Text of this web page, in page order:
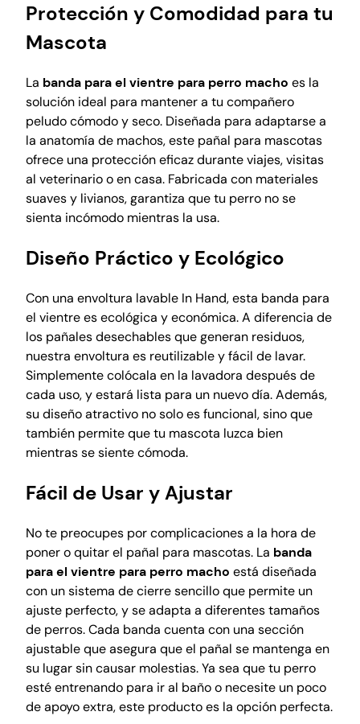
r
e
a
r
a
p
e
r
r
o
a
c
h
o
,
p
a
ñ
a
l
p
a
r
a
a
s
c
o
t
a
s
,
e
n
Protección y Comodidad para tu
Mascota
La banda para el vientre para perro macho es la
solución ideal para mantener a tu compañero
peludo cómodo y seco. Diseñada para adaptarse a
la anatomía de machos, este pañal para mascotas
ofrece una protección eficaz durante viajes, visitas
al veterinario o en casa. Fabricada con materiales
suaves y livianos, garantiza que tu perro no se
sienta incómodo mientras la usa.
Diseño Práctico y Ecológico
Con una envoltura lavable In Hand, esta banda para
el vientre es ecológica y económica. A diferencia de
los pañales desechables que generan residuos,
nuestra envoltura es reutilizable y fácil de lavar.
Simplemente colócala en la lavadora después de
cada uso, y estará lista para un nuevo día. Además,
su diseño atractivo no solo es funcional, sino que
también permite que tu mascota luzca bien
mientras se siente cómoda.
Fácil de Usar y Ajustar
No te preocupes por complicaciones a la hora de
poner o quitar el pañal para mascotas. La banda
para el vientre para perro macho está diseñada
con un sistema de cierre sencillo que permite un
ajuste perfecto, y se adapta a diferentes tamaños
de perros. Cada banda cuenta con una sección
ajustable que asegura que el pañal se mantenga en
su lugar sin causar molestias. Ya sea que tu perro
esté entrenando para ir al baño o necesite un poco
de apoyo extra, este producto es la opción perfecta.